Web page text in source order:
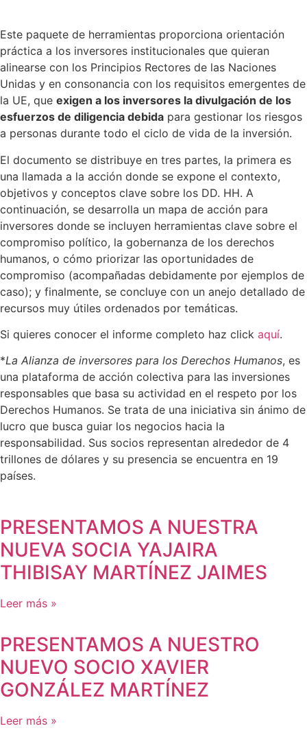
Este paquete de herramientas proporciona orientación
práctica a los inversores institucionales que quieran
alinearse con los Principios Rectores de las Naciones
Unidas y en consonancia con los requisitos emergentes de
la UE, que exigen a los inversores la divulgación de los
esfuerzos de diligencia debida para gestionar los riesgos
a personas durante todo el ciclo de vida de la inversión.
El documento se distribuye en tres partes, la primera es
una llamada a la acción donde se expone el contexto,
objetivos y conceptos clave sobre los DD. HH. A
continuación, se desarrolla un mapa de acción para
inversores donde se incluyen herramientas clave sobre el
compromiso político, la gobernanza de los derechos
humanos, o cómo priorizar las oportunidades de
compromiso (acompañadas debidamente por ejemplos de
caso); y finalmente, se concluye con un anejo detallado de
recursos muy útiles ordenados por temáticas.
Si quieres conocer el informe completo haz click aquí.
*La Alianza de inversores para los Derechos Humanos, es
una plataforma de acción colectiva para las inversiones
responsables que basa su actividad en el respeto por los
Derechos Humanos. Se trata de una iniciativa sin ánimo de
lucro que busca guiar los negocios hacia la
responsabilidad. Sus socios representan alrededor de 4
trillones de dólares y su presencia se encuentra en 19
países.
PRESENTAMOS A NUESTRA
NUEVA SOCIA YAJAIRA
THIBISAY MARTÍNEZ JAIMES
Leer más »
PRESENTAMOS A NUESTRO
NUEVO SOCIO XAVIER
GONZÁLEZ MARTÍNEZ
Leer más »